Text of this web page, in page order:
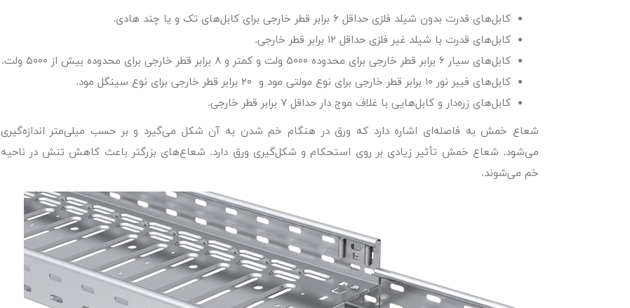
کابل‌های قدرت بدون شیلد فلزی حداقل ۶ برابر قطر خارجی برای کابل‌های تک و یا چند هادی.
کابل‌های قدرت با شیلد غیر فلزی حداقل ۱۲ برابر قطر خارجی.
کابل‌های سیار ۶ برابر قطر خارجی برای محدوده ۵۰۰۰ ولت و کمتر و ۸ برابر قطر خارجی برای محدوده بیش از ۵۰۰۰ ولت.
کابل‌های فیبر نور ۱۰ برابر قطر خارجی برای نوع مولتی مود و ۲۰ برابر قطر خارجی برای نوع سینگل مود.
کابل‌های زره‌دار و کابل‌هایی با غلاف موج دار حداقل ۷ برابر قطر خارجی.
شعاع خمش به فاصله‌ای اشاره دارد که ورق در هنگام خم شدن به آن شکل می‌گیرد و بر حسب میلی‌متر اندازه‌گیری
می‌شود. شعاع خمش تأثیر زیادی بر روی استحکام و شکل‌گیری ورق دارد. شعاع‌های بزرگتر باعث کاهش تنش در ناحیه
خم می‌شوند.